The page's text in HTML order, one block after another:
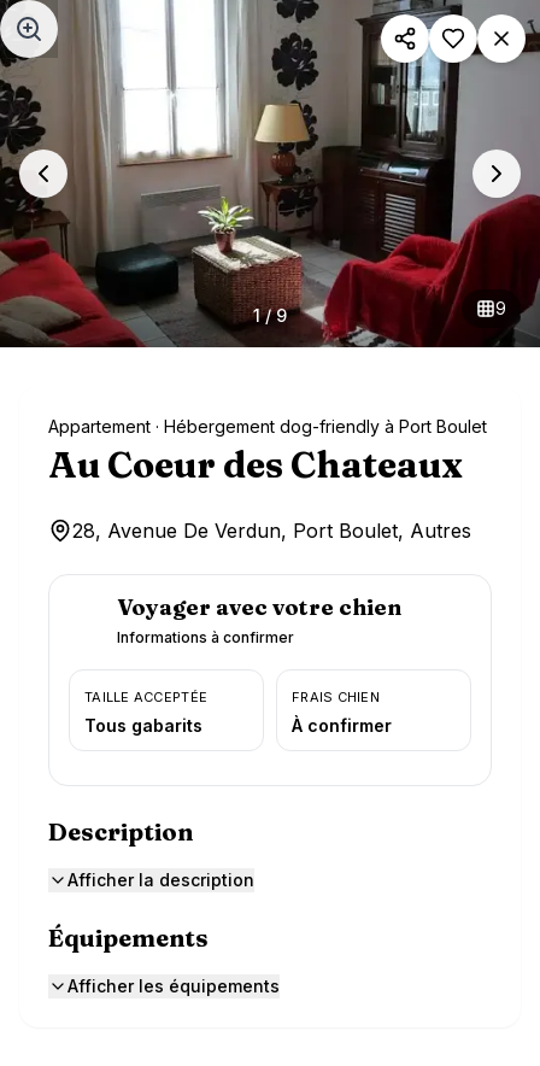
Aller au contenu principal
1/9 9
Appartement · Hébergement dog-friendly à Port Boulet
Au Coeur des Chateaux
28, Avenue De Verdun, Port Boulet, Autres
Voyager avec votre chien
Informations à confirmer
TAILLE ACCEPTÉE
Tous gabarits
FRAIS CHIEN
À confirmer
Description
Afficher la description
Équipements
Afficher les équipements